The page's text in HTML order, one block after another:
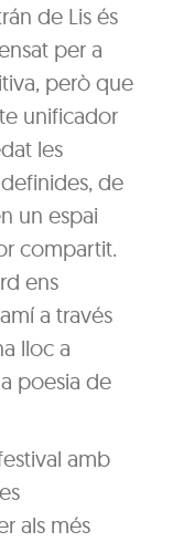
de Lis és
per a
però que
unificador
les
de
un espai
compartit.
ens
a través
lloc a
poesia de
amb
als més